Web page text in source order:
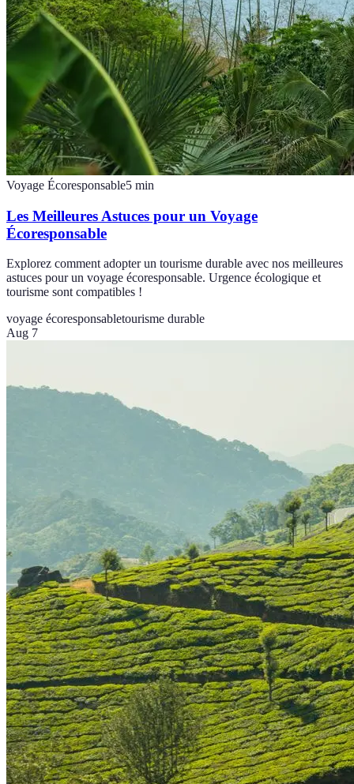
Voyage Écoresponsable5 min
Les Meilleures Astuces pour un Voyage
Écoresponsable
Explorez comment adopter un tourisme durable avec nos meilleures
astuces pour un voyage écoresponsable. Urgence écologique et
tourisme sont compatibles !
voyage écoresponsabletourisme durable
Aug 7